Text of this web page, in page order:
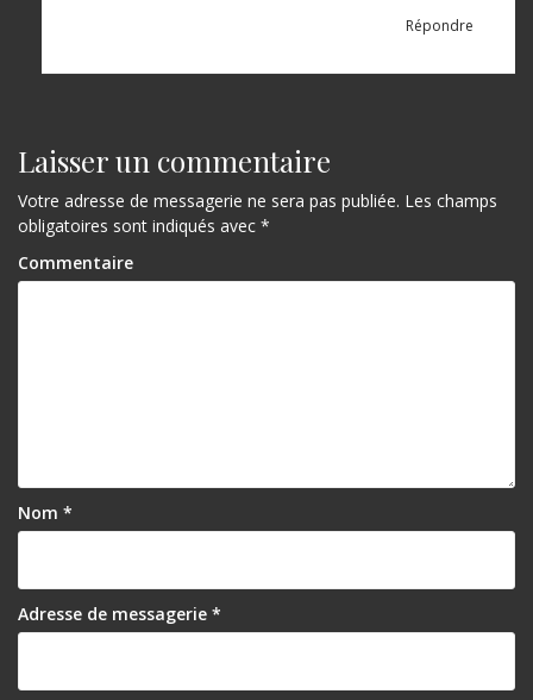
Répondre
Laisser un commentaire
Votre adresse de messagerie ne sera pas publiée. Les champs
obligatoires sont indiqués avec *
Commentaire
Nom *
Adresse de messagerie *